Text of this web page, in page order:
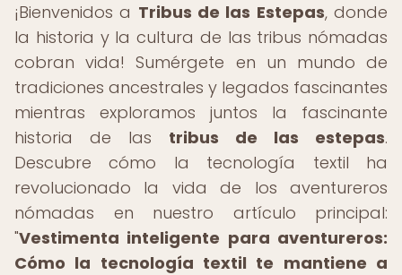
¡Bienvenidos a Tribus de las Estepas, donde
la historia y la cultura de las tribus nómadas
cobran vida! Sumérgete en un mundo de
tradiciones ancestrales y legados fascinantes
mientras exploramos juntos la fascinante
historia de las tribus de las estepas.
Descubre cómo la tecnología textil ha
revolucionado la vida de los aventureros
nómadas en nuestro artículo principal:
"Vestimenta inteligente para aventureros:
Cómo la tecnología textil te mantiene a